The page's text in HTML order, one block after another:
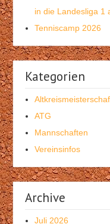
in die Landesliga 1
Tenniscamp 2026
Kategorien
ATG
Mannschaften
Vereinsinfos
Archive
Juli 2026